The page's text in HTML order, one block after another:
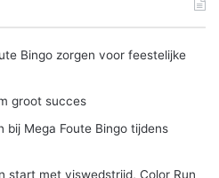
Bingo zorgen voor feestelijke
groot succes
bij Mega Foute Bingo tijdens
start met viswedstrijd, Color Run